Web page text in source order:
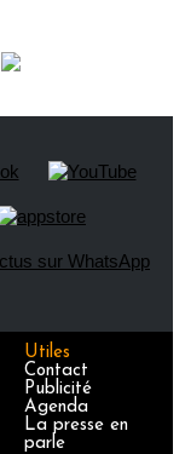
Utiles
Contact
Publicité
Agenda
La presse en
parle